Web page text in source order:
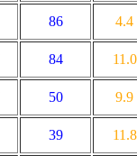
86
4.4
84
11.0
50
9.9
39
11.8